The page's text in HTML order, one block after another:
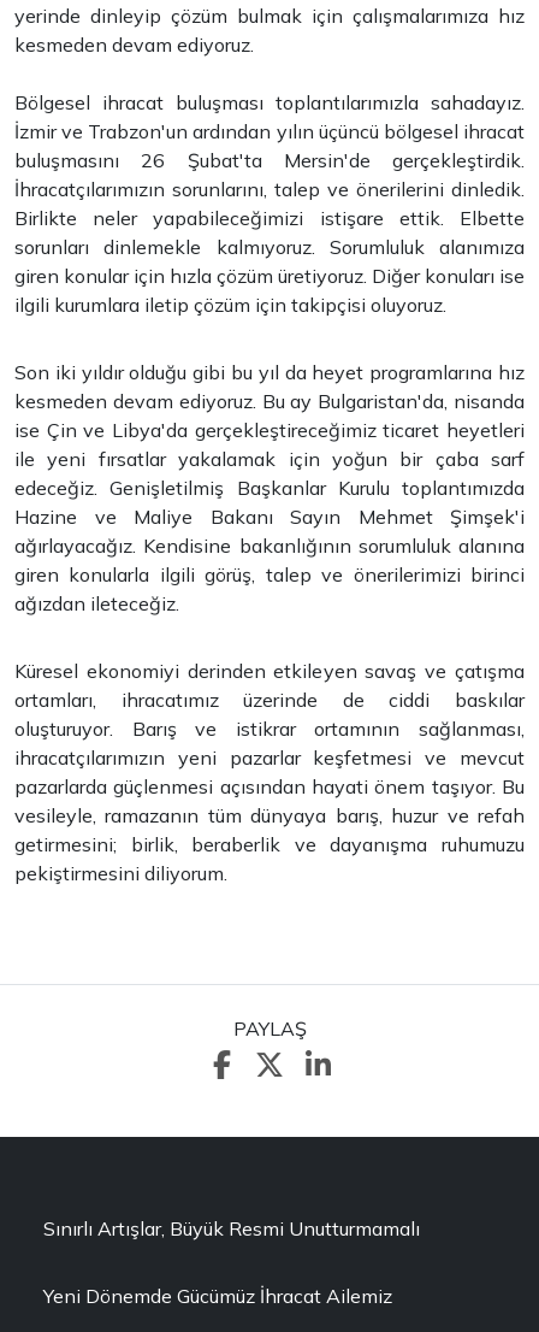
yerinde dinleyip çözüm bulmak için çalışmalarımıza hız
kesmeden devam ediyoruz.
Bölgesel ihracat buluşması toplantılarımızla sahadayız.
İzmir ve Trabzon'un ardından yılın üçüncü bölgesel ihracat
buluşmasını 26 Şubat'ta Mersin'de gerçekleştirdik.
İhracatçılarımızın sorunlarını, talep ve önerilerini dinledik.
Birlikte neler yapabileceğimizi istişare ettik. Elbette
sorunları dinlemekle kalmıyoruz. Sorumluluk alanımıza
giren konular için hızla çözüm üretiyoruz. Diğer konuları ise
ilgili kurumlara iletip çözüm için takipçisi oluyoruz.
Son iki yıldır olduğu gibi bu yıl da heyet programlarına hız
kesmeden devam ediyoruz. Bu ay Bulgaristan'da, nisanda
ise Çin ve Libya'da gerçekleştireceğimiz ticaret heyetleri
ile yeni fırsatlar yakalamak için yoğun bir çaba sarf
edeceğiz. Genişletilmiş Başkanlar Kurulu toplantımızda
Hazine ve Maliye Bakanı Sayın Mehmet Şimşek'i
ağırlayacağız. Kendisine bakanlığının sorumluluk alanına
giren konularla ilgili görüş, talep ve önerilerimizi birinci
ağızdan ileteceğiz.
Küresel ekonomiyi derinden etkileyen savaş ve çatışma
ortamları, ihracatımız üzerinde de ciddi baskılar
oluşturuyor. Barış ve istikrar ortamının sağlanması,
ihracatçılarımızın yeni pazarlar keşfetmesi ve mevcut
pazarlarda güçlenmesi açısından hayati önem taşıyor. Bu
vesileyle, ramazanın tüm dünyaya barış, huzur ve refah
getirmesini; birlik, beraberlik ve dayanışma ruhumuzu
pekiştirmesini diliyorum.
PAYLAŞ
Sınırlı Artışlar, Büyük Resmi Unutturmamalı
Yeni Dönemde Gücümüz İhracat Ailemiz